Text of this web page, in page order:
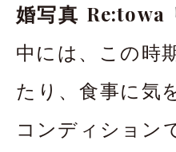
婚写真 Re:towa
中には、この時
たり、食事に気
コンディション